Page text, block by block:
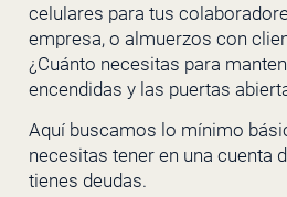
celulares para tus
empresa, o almuerzos con
¿Cuánto necesitas para
encendidas y las puertas
Aquí buscamos lo mínimo
necesitas tener en una cuenta
tienes deudas.